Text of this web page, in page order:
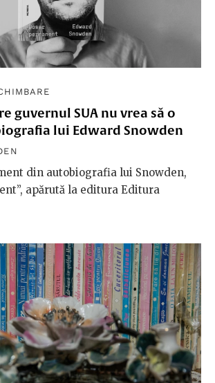
guvernul SUA nu vrea să o
lui Edward Snowden
din autobiografia lui Snowden,
apărută la editura Editura